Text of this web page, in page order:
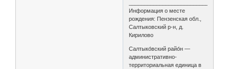
Информация о месте
рождения: Пензенская обл.,
Салтыковский р-н, д.
Кирилово
Салтыко́вский райо́н —
административно-
территориальная единица в